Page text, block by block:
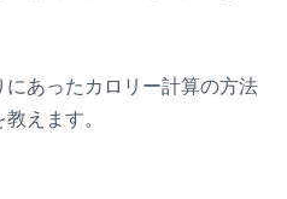
あったカロリー計算の方法
えます。